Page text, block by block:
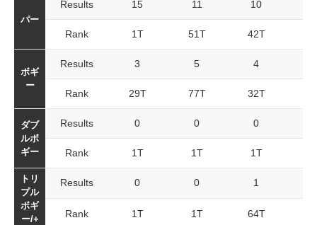
パー
Results 15 11 10
Rank 1T 51T 42T
ボギ
ー
Results 3 5 4
Rank 29T 77T 32T
ダブ
ルボ
ギー
Results 0 0 0
Rank 1T 1T 1T
トリ
プル
ボギ
ー/+
Results 0 0 1
Rank 1T 1T 64T